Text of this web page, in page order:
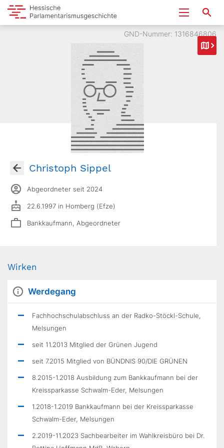
GND-Nummer: 1316846806
Christoph Sippel
Abgeordneter seit 2024
22.6.1997 in Homberg (Efze)
Bankkaufmann, Abgeordneter
Wirken
Werdegang
Fachhochschulabschluss an der Radko-Stöckl-Schule,
Melsungen
seit 11.2013 Mitglied der Grünen Jugend
seit 7.2015 Mitglied von BÜNDNIS 90/DIE GRÜNEN
8.2015-1.2018 Ausbildung zum Bankkaufmann bei der
Kreissparkasse Schwalm-Eder, Melsungen
1.2018-1.2019 Bankkaufmann bei der Kreissparkasse
Schwalm-Eder, Melsungen
2.2019-11.2023 Sachbearbeiter im Wahlkreisbüro bei Dr.